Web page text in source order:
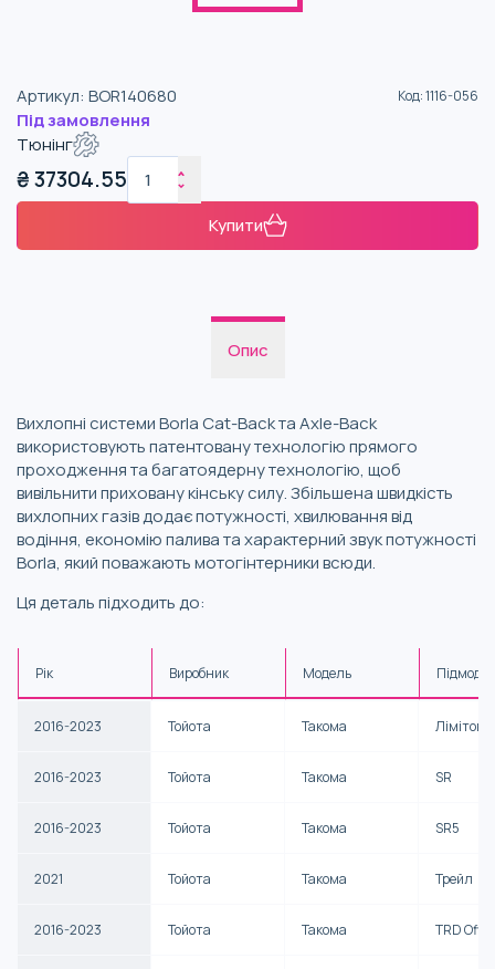
Артикул: BOR140680 Код:1116-056
Під замовлення
Тюнінг
₴37304.55
Купити
Опис
Вихлопні системи Borla Cat-Back та Axle-Back
використовують патентовану технологію прямого
проходження та багатоядерну технологію, щоб
вивільнити приховану кінську силу. Збільшена швидкість
вихлопних газів додає потужності, хвилювання від
водіння, економію палива та характерний звук потужності
Borla, який поважають мотогінтерники всюди.
Ця деталь підходить до:
Рік Виробник Модель
2016-2023 Тойота Такома
2016-2023 Тойота Такома SR
2016-2023 Тойота Такома SR5
2021 Тойота Такома Трейл
2016-2023 Тойота Такома TRD Off-